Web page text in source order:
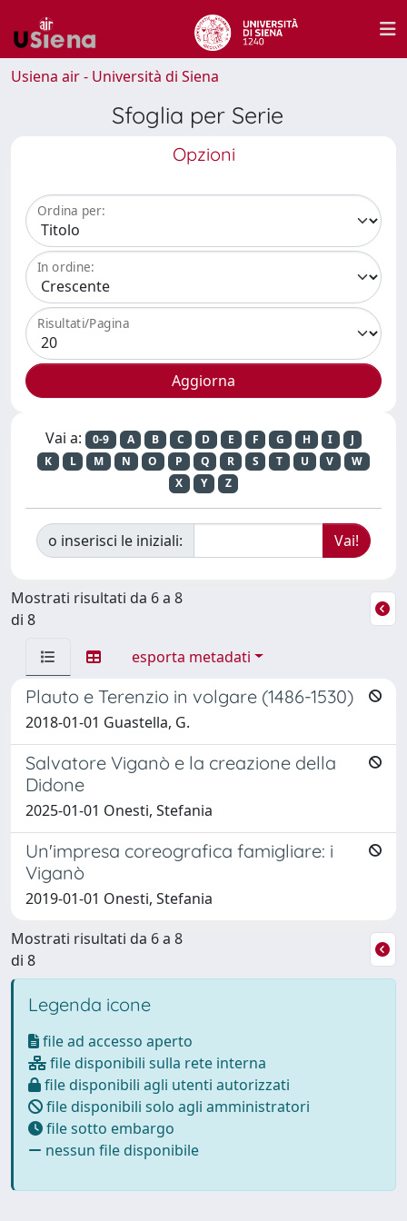
Usiena air - Università di Siena
Sfoglia per Serie
Opzioni
Ordina per:
In ordine:
Risultati/Pagina
Vai a: 0-9 A B C D E F G H I
J
K
L M N O P Q R S T U V
W
X
Y Z
o inserisci le iniziali:
Mostrati risultati da 6 a 8
di 8
esporta metadati
Plauto e Terenzio in volgare (1486-1530)
2018-01-01 Guastella, G.
Salvatore Viganò e la creazione della
Didone
2025-01-01 Onesti, Stefania
Un'impresa coreografica famigliare: i
Viganò
2019-01-01 Onesti, Stefania
Mostrati risultati da 6 a 8
di 8
Legenda icone
file ad accesso aperto
file disponibili sulla rete interna
file disponibili agli utenti autorizzati
file disponibili solo agli amministratori
file sotto embargo
nessun file disponibile